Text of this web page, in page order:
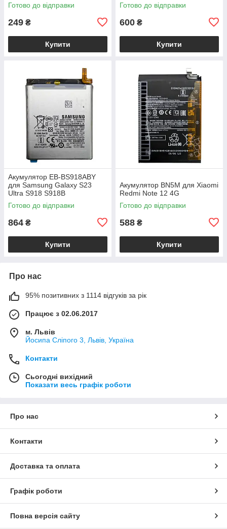
Готово до відправки
249 ₴
Купити
Готово до відправки
600 ₴
Купити
Акумулятор EB-BS918ABY
для Samsung Galaxy S23
Ultra S918 S918B
Готово до відправки
864 ₴
Купити
Акумулятор BN5M для Xiaomi
Redmi Note 12 4G
Готово до відправки
588 ₴
Купити
Про нас
95% позитивних з 1114 відгуків за рік
Працює з 02.06.2017
м. Львів
Йосипа Сліпого 3, Львів, Україна
Контакти
Сьогодні вихідний
Показати весь графік роботи
Про нас
Контакти
Доставка та оплата
Графік роботи
Повна версія сайту